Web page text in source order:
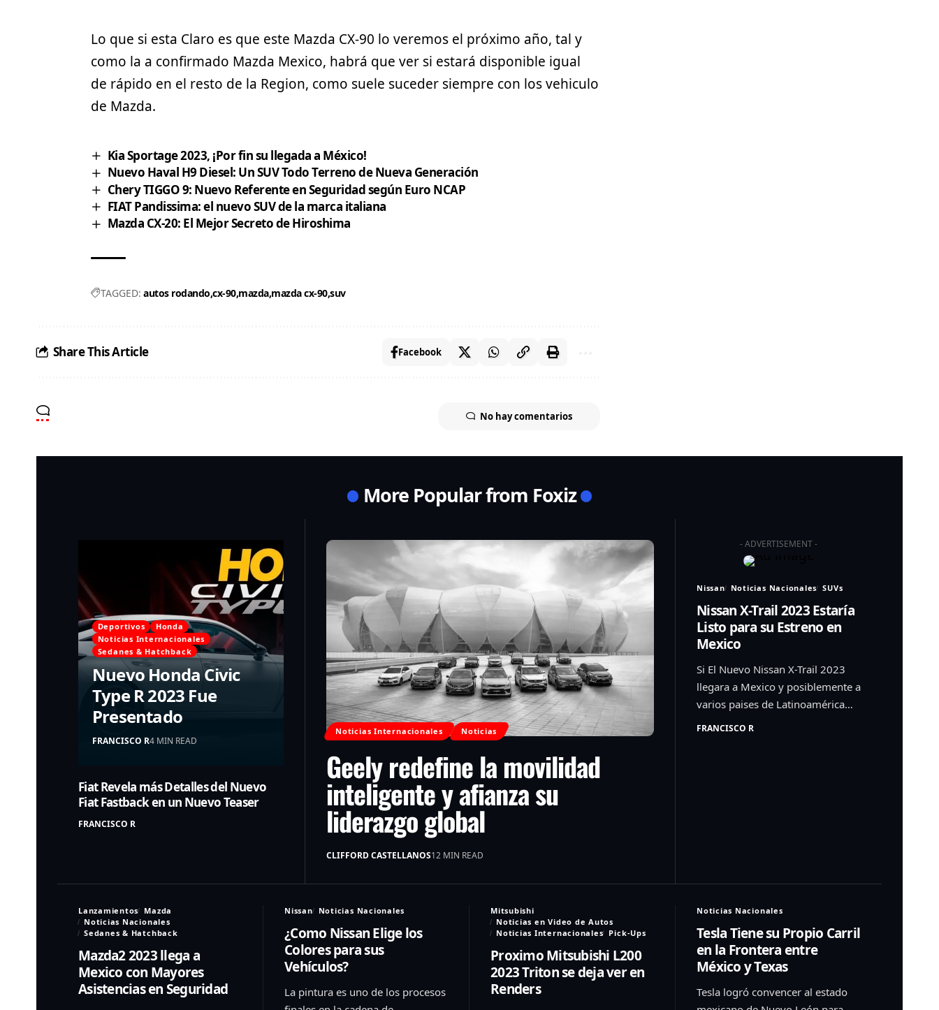
Lo que si esta Claro es que este Mazda CX-90 lo veremos el próximo año, tal y
como la a confirmado Mazda Mexico, habrá que ver si estará disponible igual
de rápido en el resto de la Region, como suele suceder siempre con los vehiculo
de Mazda.
Kia Sportage 2023, ¡Por fin su llegada a México!
Nuevo Haval H9 Diesel: Un SUV Todo Terreno de Nueva Generación
Chery TIGGO 9: Nuevo Referente en Seguridad según Euro NCAP
FIAT Pandissima: el nuevo SUV de la marca italiana
Mazda CX-20: El Mejor Secreto de Hiroshima
TAGGED: autos rodando cx-90 mazda mazda cx-90suv
Share This Article Facebook
No hay comentarios
More Popular from Foxiz
Deportivos
Honda
Noticias Internacionales
Sedanes & Hatchback
Nuevo Honda Civic
Type R 2023 Fue
Presentado
FRANCISCO R4 MIN READ
Fiat Revela más Detalles del Nuevo
Fiat Fastback en un Nuevo Teaser
FRANCISCO R
Noticias Internacionales Noticias
Geely redefine la movilidad
inteligente y afianza su
liderazgo global
CLIFFORD CASTELLANOS12 MIN READ
- ADVERTISEMENT -
Nissan Noticias Nacionales SUVs
Nissan X-Trail 2023 Estaría
Listo para su Estreno en
Mexico
Si El Nuevo Nissan X-Trail 2023
llegara a Mexico y posiblemente a
varios paises de Latinoamérica…
FRANCISCO R
Lanzamientos Mazda
Noticias Nacionales
Sedanes & Hatchback
Mazda2 2023 llega a
Mexico con Mayores
Asistencias en Seguridad
Nissan Noticias Nacionales
¿Como Nissan Elige los
Colores para sus
Vehículos?
La pintura es uno de los procesos
Mitsubishi
Noticias en Video de Autos
Noticias Internacionales Pick-Ups
Proximo Mitsubishi L200
2023 Triton se deja ver en
Renders
Noticias Nacionales
Tesla Tiene su Propio Carril
en la Frontera entre
México y Texas
Tesla logró convencer al estado